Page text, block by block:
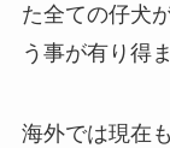
た全ての仔犬
う事が有り得ま
海外では現在